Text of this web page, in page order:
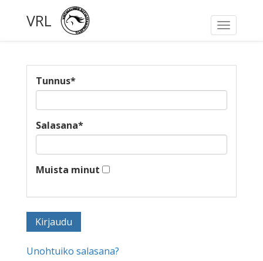
Toggle
VRL
Tunnus*
Salasana*
Muista minut
Unohtuiko salasana?